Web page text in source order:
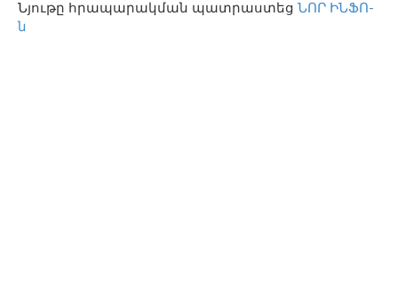
Նյութը հրապարակման պատրաստեց ՆՈՐ ԻՆՖՈ-
ն